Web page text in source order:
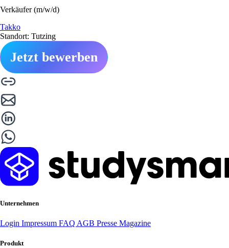
Verkäufer (m/w/d)
Takko
Standort: Tutzing
Jetzt bewerben
Unternehmen
Login Impressum FAQ AGB Presse Magazine
Produkt